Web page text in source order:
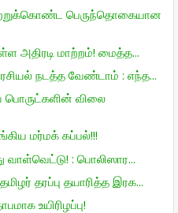
பெருந்தொகையான
அதிரடி மாற்றம்! மைத்த...
நடத்த வேண்டாம் : எந்த...
பொருட்களின் விலை
மர்மக் கப்பல்!!!
வாள்வெட்டு! : பொலிஸார...
தரப்பு தயாரித்த இரக...
உயிரிழப்பு!